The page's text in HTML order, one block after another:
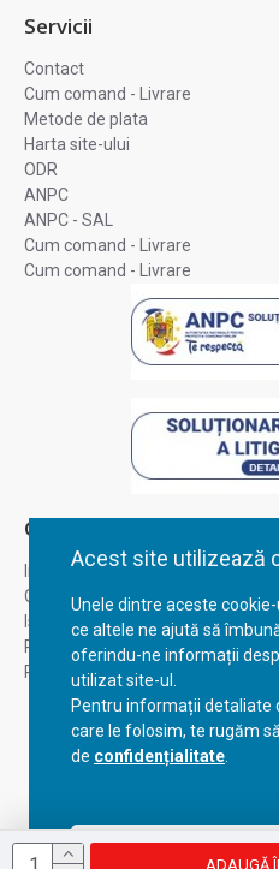
Acest site utilizează
Unele dintre aceste
ce altele ne ajută să
oferindu-ne informații
utilizat site-ul.
Pentru informații detaliate
care le folosim, te rugăm
de confidențialitate
Acceptă setările
ADAUGĂ
Servicii
Contact
Cum comand - Livrare
Metode de plata
Harta site-ului
ODR
ANPC
ANPC - SAL
Cum comand - Livrare
Cum comand - Livrare
Contul Meu
Inregistrare
Contul meu
Istoric comenzi
Recuperare parola
Returnare produs